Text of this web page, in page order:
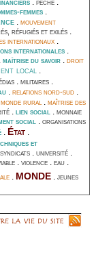
. pêche .
femmes .
. mouvement
réfugiés et exilés .
internationaux .
internationales .
. maîtrise du savoir . droit
local .
. militaires .
. relations nord-sud .
monde rural . maîtrise des
. lien social . monnaie
social . organisations
. État .
et
syndicats . université .
. violence . eau .
. monde . jeunes